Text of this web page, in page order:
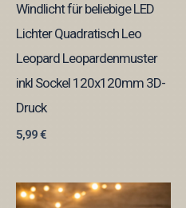
Windlicht für beliebige LED
Lichter Quadratisch Leo
Leopard Leopardenmuster
inkl Sockel 120x120mm 3D-
Druck
5,99€